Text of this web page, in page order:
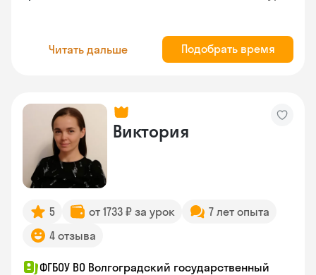
Читать дальше Подобрать время
Виктория
5 от 1733 ₽ за урок
7 лет опыта
4 отзыва
ФГБОУ ВО Волгоградский государственный